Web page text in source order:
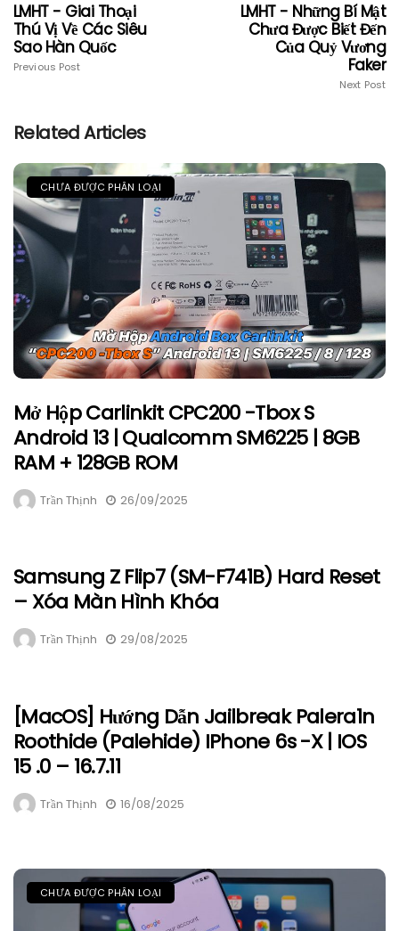
LMHT - Giai Thoại
Thú Vị Về Các Siêu
Sao Hàn Quốc
Previous Post
LMHT - Những Bí Mật
Chưa Được Biết Đến
Của Quỷ Vương
Faker
Next Post
Related Articles
CHƯA ĐƯỢC PHÂN LOẠI
Mở Hộp Carlinkit CPC200 -Tbox S
Android 13 | Qualcomm SM6225 | 8GB
RAM + 128GB ROM
Trần Thịnh 26/09/2025
Samsung Z Flip7 (SM-F741B) Hard Reset
– Xóa Màn Hình Khóa
Trần Thịnh 29/08/2025
[macOS] Hướng Dẫn Jailbreak Palera1n
Roothide (Palehide) IPhone 6s -X | IOS
15 .0 – 16.7.11
Trần Thịnh 16/08/2025
CHƯA ĐƯỢC PHÂN LOẠI